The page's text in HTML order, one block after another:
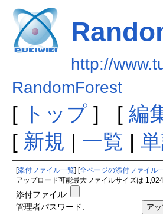
http://
RandomForest
[ トップ] [ 編
[ 新規 | 一覧 |
添付ファイル一覧 全ページの添付ファイル
アップロード可能最大ファイルサイズは
添付ファイル:
管理者パスワード: